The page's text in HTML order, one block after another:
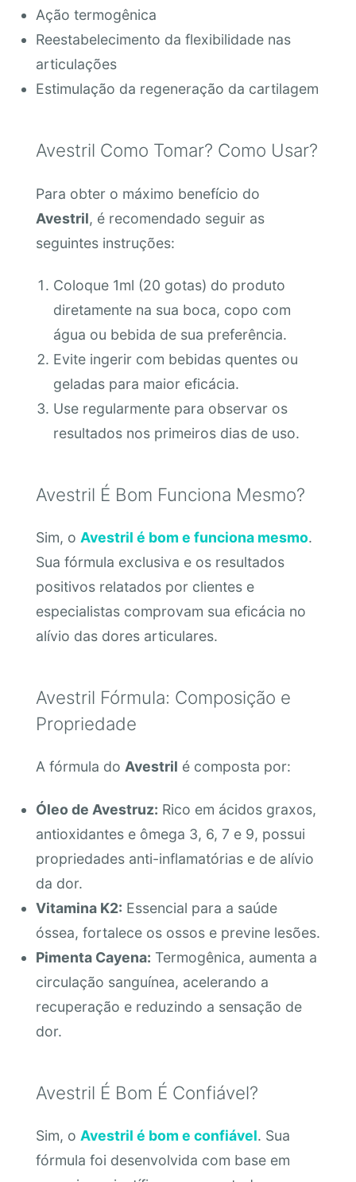
Ação termogênica
Reestabelecimento da flexibilidade nas
articulações
Estimulação da regeneração da cartilagem
Avestril Como Tomar? Como Usar?
Para obter o máximo benefício do
Avestril, é recomendado seguir as
seguintes instruções:
Coloque 1ml (20 gotas) do produto
diretamente na sua boca, copo com
água ou bebida de sua preferência.
Evite ingerir com bebidas quentes ou
geladas para maior eficácia.
Use regularmente para observar os
resultados nos primeiros dias de uso.
Avestril É Bom Funciona Mesmo?
Sim, o Avestril é bom e funciona mesmo.
Sua fórmula exclusiva e os resultados
positivos relatados por clientes e
especialistas comprovam sua eficácia no
alívio das dores articulares.
Avestril Fórmula: Composição e
Propriedade
A fórmula do Avestril é composta por:
Óleo de Avestruz: Rico em ácidos graxos,
antioxidantes e ômega 3, 6, 7 e 9, possui
propriedades anti-inflamatórias e de alívio
da dor.
Vitamina K2: Essencial para a saúde
óssea, fortalece os ossos e previne lesões.
Pimenta Cayena: Termogênica, aumenta a
circulação sanguínea, acelerando a
recuperação e reduzindo a sensação de
dor.
Avestril É Bom É Confiável?
Sim, o Avestril é bom e confiável. Sua
fórmula foi desenvolvida com base em